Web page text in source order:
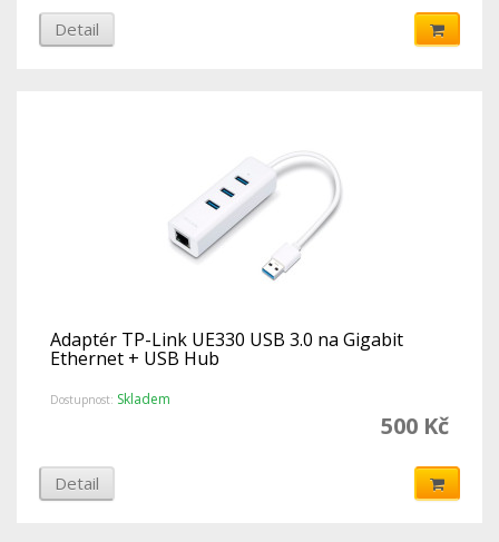
Detail
Adaptér TP-Link UE330 USB 3.0 na Gigabit
Ethernet + USB Hub
Dostupnost: Skladem
500 Kč
Detail